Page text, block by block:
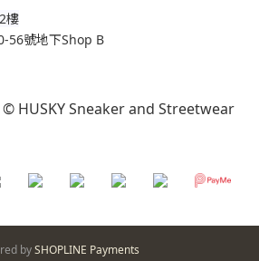
樓
56號地下Shop B
HUSKY Sneaker and Streetwear
bySHOPLINE Payments